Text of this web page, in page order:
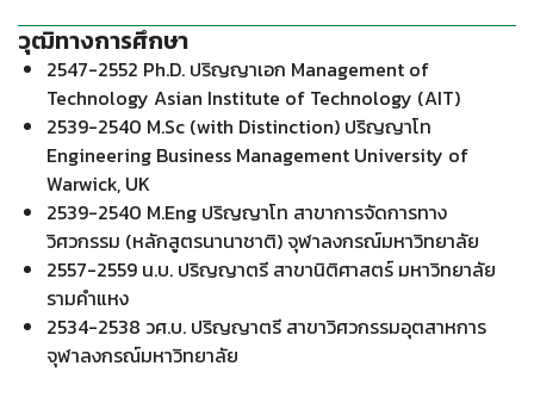
วุฒิทางการศึกษา
2547-2552 Ph.D. ปริญญาเอก Management of
Technology Asian Institute of Technology (AIT)
2539-2540 M.Sc (with Distinction) ปริญญาโท
Engineering Business Management University of
Warwick, UK
2539-2540 M.Eng ปริญญาโท สาขาการจัดการทาง
วิศวกรรม (หลักสูตรนานาชาติ) จุฬาลงกรณ์มหาวิทยาลัย
2557-2559 น.บ. ปริญญาตรี สาขานิติศาสตร์ มหาวิทยาลัย
รามคำแหง
2534-2538 วศ.บ. ปริญญาตรี สาขาวิศวกรรมอุตสาหการ
จุฬาลงกรณ์มหาวิทยาลัย